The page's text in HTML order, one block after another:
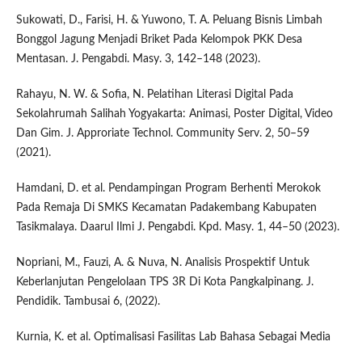
Sukowati, D., Farisi, H. & Yuwono, T. A. Peluang Bisnis Limbah
Bonggol Jagung Menjadi Briket Pada Kelompok PKK Desa
Mentasan. J. Pengabdi. Masy. 3, 142–148 (2023).
Rahayu, N. W. & Sofia, N. Pelatihan Literasi Digital Pada
Sekolahrumah Salihah Yogyakarta: Animasi, Poster Digital, Video
Dan Gim. J. Approriate Technol. Community Serv. 2, 50–59
(2021).
Hamdani, D. et al. Pendampingan Program Berhenti Merokok
Pada Remaja Di SMKS Kecamatan Padakembang Kabupaten
Tasikmalaya. Daarul Ilmi J. Pengabdi. Kpd. Masy. 1, 44–50 (2023).
Nopriani, M., Fauzi, A. & Nuva, N. Analisis Prospektif Untuk
Keberlanjutan Pengelolaan TPS 3R Di Kota Pangkalpinang. J.
Pendidik. Tambusai 6, (2022).
Kurnia, K. et al. Optimalisasi Fasilitas Lab Bahasa Sebagai Media